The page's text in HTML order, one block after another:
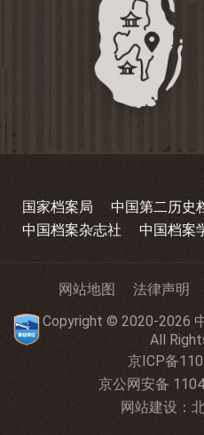
国家档案局 中国第二历史
中国档案杂志社
中国档案
网站地图 法律声明
Copyright © 2020-2026
All
京ICP备
京公网安备
网站建设 ：